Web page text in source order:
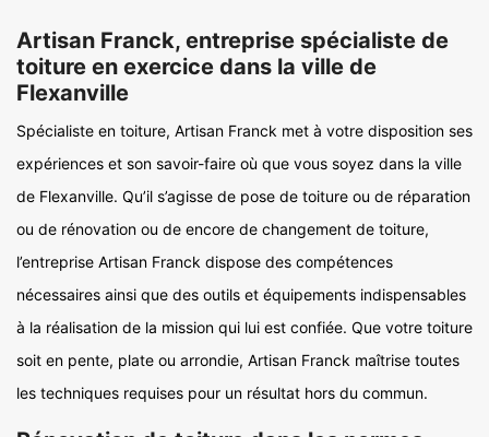
Artisan Franck, entreprise spécialiste de
toiture en exercice dans la ville de
Flexanville
Spécialiste en toiture, Artisan Franck met à votre disposition ses
expériences et son savoir-faire où que vous soyez dans la ville
de Flexanville. Qu’il s’agisse de pose de toiture ou de réparation
ou de rénovation ou de encore de changement de toiture,
l’entreprise Artisan Franck dispose des compétences
nécessaires ainsi que des outils et équipements indispensables
à la réalisation de la mission qui lui est confiée. Que votre toiture
soit en pente, plate ou arrondie, Artisan Franck maîtrise toutes
les techniques requises pour un résultat hors du commun.